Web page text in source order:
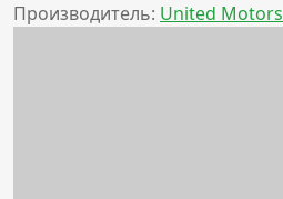
Производитель: United Motors